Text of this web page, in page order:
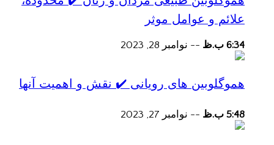
علائم و عوامل موثر
6:34 ب.ظ -- نوامبر 28, 2023
هموگلوبین های رویانی ✔️ نقش و اهمیت آنها
5:48 ب.ظ -- نوامبر 27, 2023